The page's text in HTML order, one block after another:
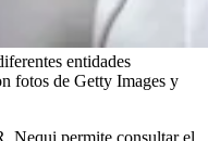
entidades
fotos de Getty Images y
Nequi permite consultar el